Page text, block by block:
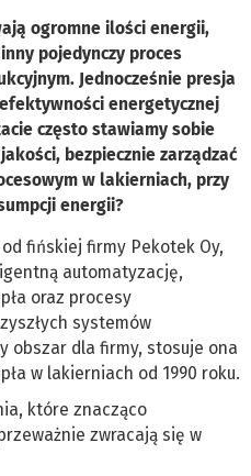
ogromne ilości energii,
pojedynczy proces
Jednocześnie presja
energetycznej
często stawiamy sobie
bezpiecznie zarządzać
w lakierniach, przy
energii?
fińskiej firmy Pekotek Oy,
automatyzację,
oraz procesy
systemów
obszar dla firmy, stosuje ona
w lakierniach od 1990 roku.
które znacząco
zwracają się w